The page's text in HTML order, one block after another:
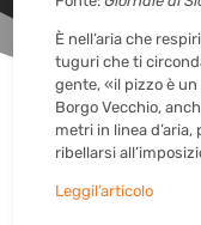
È nell’aria che
tuguri che ti
gente, «il pizzo è
Borgo Vecchio,
metri in linea
ribellarsi
Leggil’articolo